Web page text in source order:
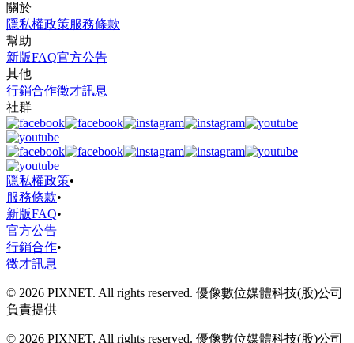
關於
隱私權政策服務條款
幫助
新版FAQ官方公告
其他
行銷合作徵才訊息
社群
隱私權政策•
服務條款•
新版FAQ•
官方公告
行銷合作•
徵才訊息
© 2026 PIXNET. All rights reserved. 優像數位媒體科技(股)公司
負責提供
© 2026 PIXNET. All rights reserved. 優像數位媒體科技(股)公司